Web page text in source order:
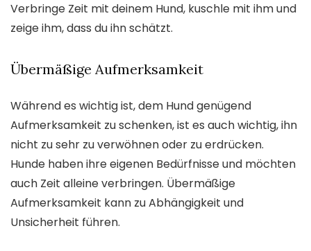
Verbringe Zeit mit deinem Hund, kuschle mit ihm und
zeige ihm, dass du ihn schätzt.
Übermäßige Aufmerksamkeit
Während es wichtig ist, dem Hund genügend
Aufmerksamkeit zu schenken, ist es auch wichtig, ihn
nicht zu sehr zu verwöhnen oder zu erdrücken.
Hunde haben ihre eigenen Bedürfnisse und möchten
auch Zeit alleine verbringen. Übermäßige
Aufmerksamkeit kann zu Abhängigkeit und
Unsicherheit führen.